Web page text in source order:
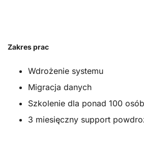
Zakres prac
Wdrożenie systemu
Migracja danych
Szkolenie dla ponad 100 osób
3 miesięczny support